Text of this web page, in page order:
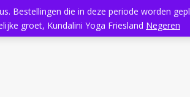
Kundalini Yoga Massage Rooster
Bestellingen die in deze periode worden
groet, Kundalini Yoga Friesland Negeren